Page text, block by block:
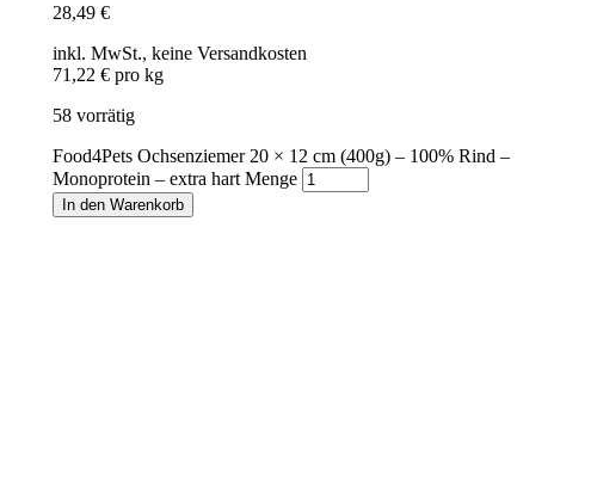
28,49€
inkl. MwSt., keine Versandkosten
71,22 € pro kg
58 vorrätig
Food4Pets Ochsenziemer 20 × 12 cm (400g) – 100% Rind –
Monoprotein – extra hart Menge
In den Warenkorb